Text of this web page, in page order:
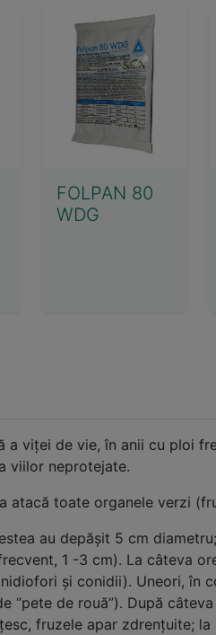
FOLPAN 80
WDG
a viţei de vie, în anii cu ploi
viilor neprotejate.
atacă toate organele verzi
au depăşit 5 cm
1 -3 cm). La câteva
şi conidii). Uneori, în
“pete de rouă”). După
fruzele apar zdrenţuite;